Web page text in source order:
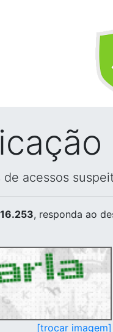
acessos
, responda ao
[trocar imagem]